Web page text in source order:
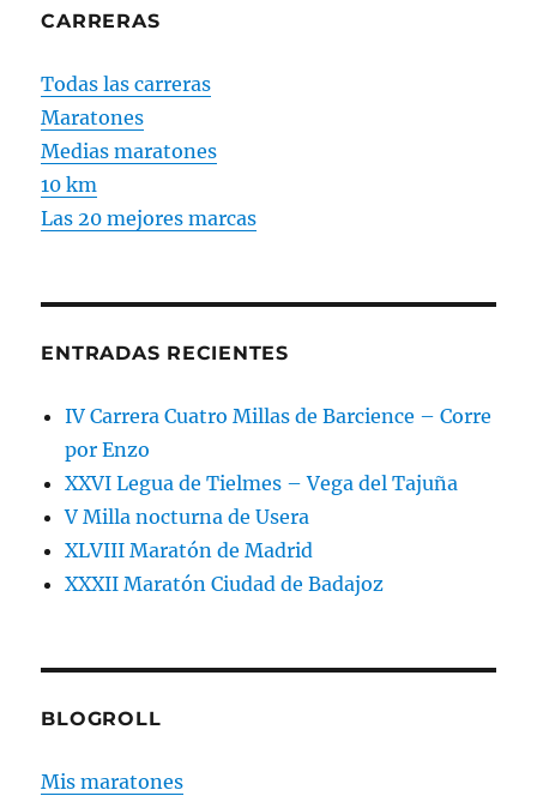
CARRERAS
Todas las carreras
Maratones
Medias maratones
10 km
Las 20 mejores marcas
ENTRADAS RECIENTES
IV Carrera Cuatro Millas de Barcience – Corre
por Enzo
XXVI Legua de Tielmes – Vega del Tajuña
V Milla nocturna de Usera
XLVIII Maratón de Madrid
XXXII Maratón Ciudad de Badajoz
BLOGROLL
Mis maratones